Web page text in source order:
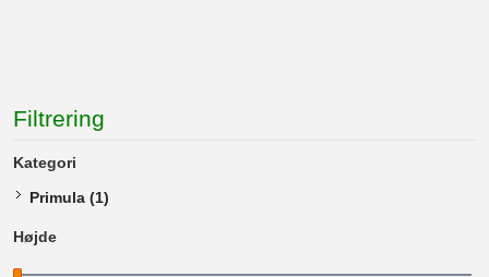
Filtrering
Kategori
Primula (1)
Højde